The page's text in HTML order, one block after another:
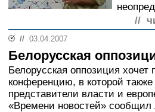
//
// 03.04.2007
Белорусская
Белорусская оппозиция хочет
конференцию, в которой
представители власти и
«Времени новостей»